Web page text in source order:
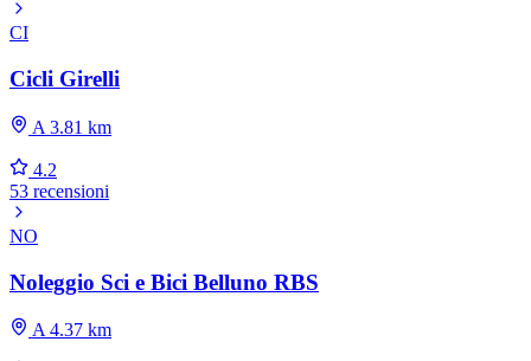
CI
Cicli Girelli
A 3.81 km
4.2
53 recensioni
NO
Noleggio Sci e Bici Belluno RBS
A 4.37 km